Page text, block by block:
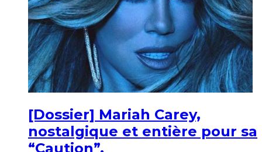
[Dossier] Mariah Carey,
nostalgique et entière pour sa
“Caution”.